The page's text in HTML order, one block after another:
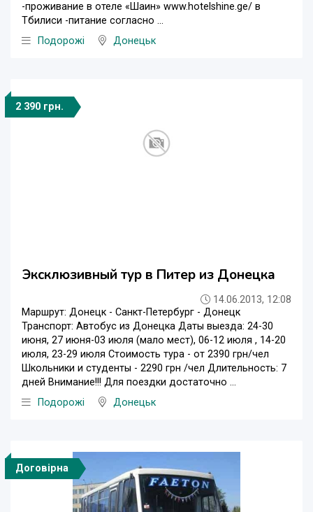
-проживание в отеле «Шаин» www.hotelshine.ge/ в
Тбилиси -питание согласно ...
Подорожі
Донецьк
2 390 грн.
Эксклюзивный тур в Питер из Донецка
14.06.2013, 12:08
Маршрут: Донецк - Санкт-Петербург - Донецк
Транспорт: Автобус из Донецка Даты выезда: 24-30
июня, 27 июня-03 июля (мало мест), 06-12 июля , 14-20
июля, 23-29 июля Стоимость тура - от 2390 грн/чел
Школьники и студенты - 2290 грн /чел Длительность: 7
дней Внимание!!! Для поездки достаточно ...
Подорожі
Донецьк
Договірна